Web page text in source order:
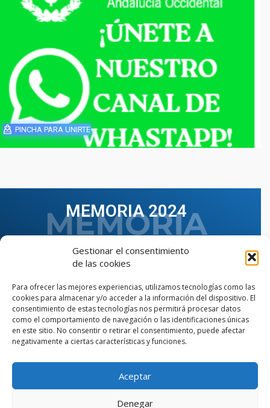
Gestionar el consentimiento
de las cookies
Para ofrecer las mejores experiencias, utilizamos tecnologías como las
cookies para almacenar y/o acceder a la información del dispositivo. El
consentimiento de estas tecnologías nos permitirá procesar datos
como el comportamiento de navegación o las identificaciones únicas
en este sitio. No consentir o retirar el consentimiento, puede afectar
negativamente a ciertas características y funciones.
Aceptar
Denegar
PINCHA PARA UNIRTE
MEMORIA 2024
VER TODAS LAS MEMORIAS